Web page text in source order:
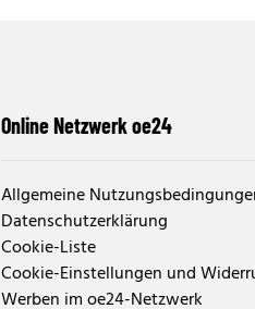
Online Netzwerk oe24
Allgemeine
Datenschutzerklärung
Cookie-Liste
Cookie-Einstellungen und
Werben im oe24-Netzwerk